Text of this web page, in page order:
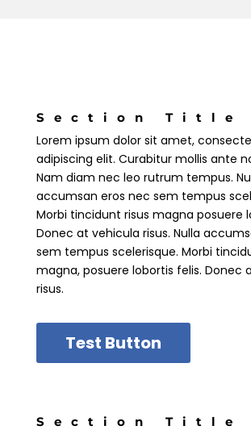
Section Title
Lorem ipsum dolor sit amet,
adipiscing elit. Curabitur mollis ante
Nam diam nec leo rutrum tempus.
accumsan eros nec sem tempus
Morbi tincidunt risus magna posuere
Donec at vehicula risus. Nulla
sem tempus scelerisque. Morbi
magna, posuere lobortis felis. Donec
risus.
Test Button
Section Title